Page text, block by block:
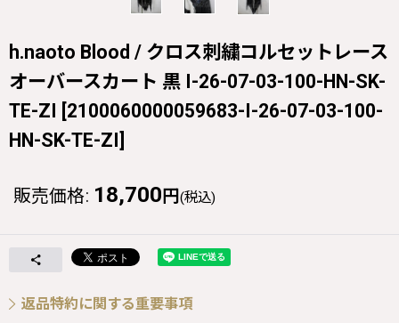
h.naoto Blood / クロス刺繍コルセットレース
オーバースカート 黒 I-26-07-03-100-HN-SK-
TE-ZI [2100060000059683-I-26-07-03-100-
HN-SK-TE-ZI]
販売価格: 18,700 円 (税込)
返品特約に関する重要事項